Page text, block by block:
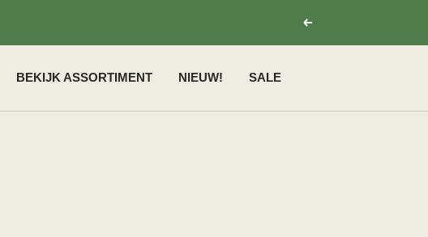
Vorige
BEKIJK ASSORTIMENT NIEUW! SALE